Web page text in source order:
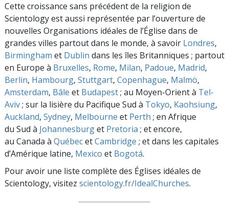
Cette croissance sans précédent de la religion de
Scientology est aussi représentée par l’ouverture de
nouvelles Organisations idéales de l’Église dans de
grandes villes partout dans le monde, à savoir Londres,
Birmingham et Dublin dans les îles Britanniques ; partout
en Europe à Bruxelles, Rome, Milan, Padoue, Madrid,
Berlin, Hambourg, Stuttgart, Copenhague, Malmö,
Amsterdam, Bâle et Budapest; au Moyen-Orient à Tel-
Aviv; sur la lisière du Pacifique Sud à Tokyo, Kaohsiung,
Auckland, Sydney, Melbourne et Perth ; en Afrique
du Sud à Johannesburget Pretoria ; et encore,
au Canada à QuébecetCambridge ; et dans les capitales
d’Amérique latine, Mexico et Bogotá.
Pour avoir une liste complète des Églises idéales de
Scientology, visitez scientology.fr/IdealChurches.